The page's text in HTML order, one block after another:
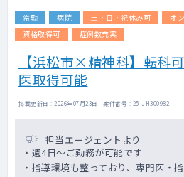
・担当制 ：
常勤 病院 土・日・祝休み可 オ
資格取得可
症例数充実
【浜松市×精神科】転科
医取得可能
掲載更新日 : 2026年07月23日 案件番号 : 25-JH300982
担当エージェントより
・週4日～ご勤務が可能です
・指導環境も整っており、専門医・